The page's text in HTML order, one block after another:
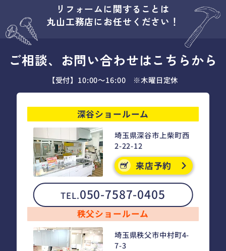
リフォームに関することは
丸山工務店にお任せください！
ご相談、お問い合わせはこちらから
【受付】10:00～16:00 ※木曜日定休
深谷ショールーム
埼玉県深谷市上柴町西
2-22-12
来店予約
TEL.050-7587-0405
秩父ショールーム
埼玉県秩父市中村町4-
7-3